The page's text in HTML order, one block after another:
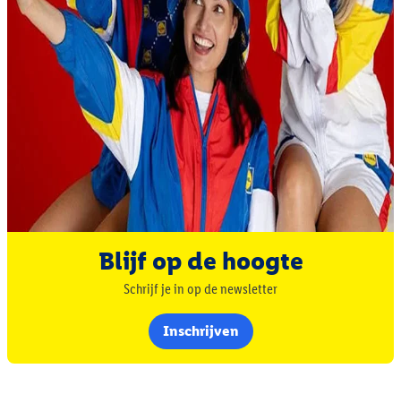
Blijf op de hoogte
Schrijf je in op de newsletter
Inschrijven